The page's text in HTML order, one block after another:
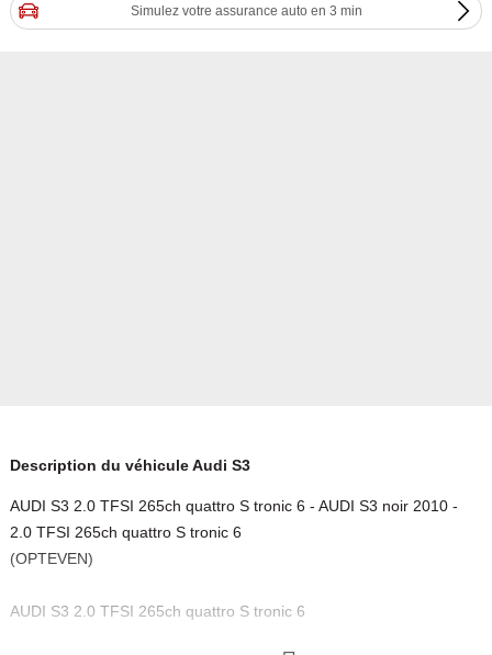
Simulez votre assurance auto en 3 min
Description du véhicule Audi S3
AUDI S3 2.0 TFSI 265ch quattro S tronic 6 - AUDI S3 noir 2010 -
2.0 TFSI 265ch quattro S tronic 6
(OPTEVEN)
AUDI S3 2.0 TFSI 265ch quattro S tronic 6